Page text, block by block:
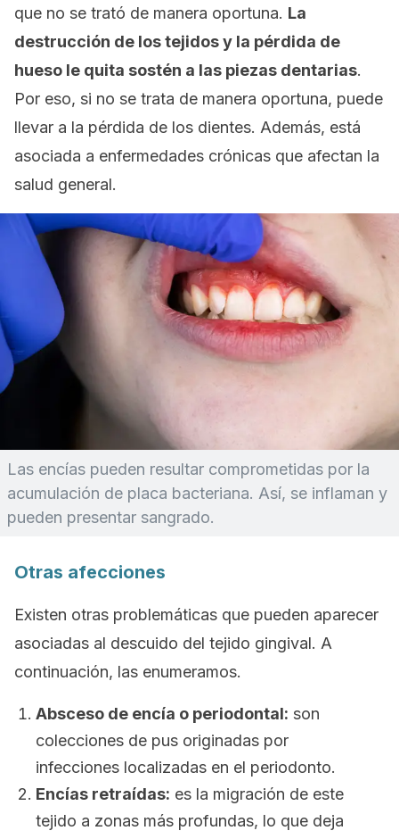
que no se trató de manera oportuna. La
destrucción de los tejidos y la pérdida de
hueso le quita sostén a las piezas dentarias.
Por eso, si no se trata de manera oportuna, puede
llevar a la pérdida de los dientes. Además, está
asociada a enfermedades crónicas que afectan la
salud general.
Las encías pueden resultar comprometidas por la
acumulación de placa bacteriana. Así, se inflaman y
pueden presentar sangrado.
Otras afecciones
Existen otras problemáticas que pueden aparecer
asociadas al descuido del tejido gingival. A
continuación, las enumeramos.
Absceso de encía o periodontal: son
colecciones de pus originadas por
infecciones localizadas en el periodonto.
Encías retraídas: es la migración de este
tejido a zonas más profundas, lo que deja